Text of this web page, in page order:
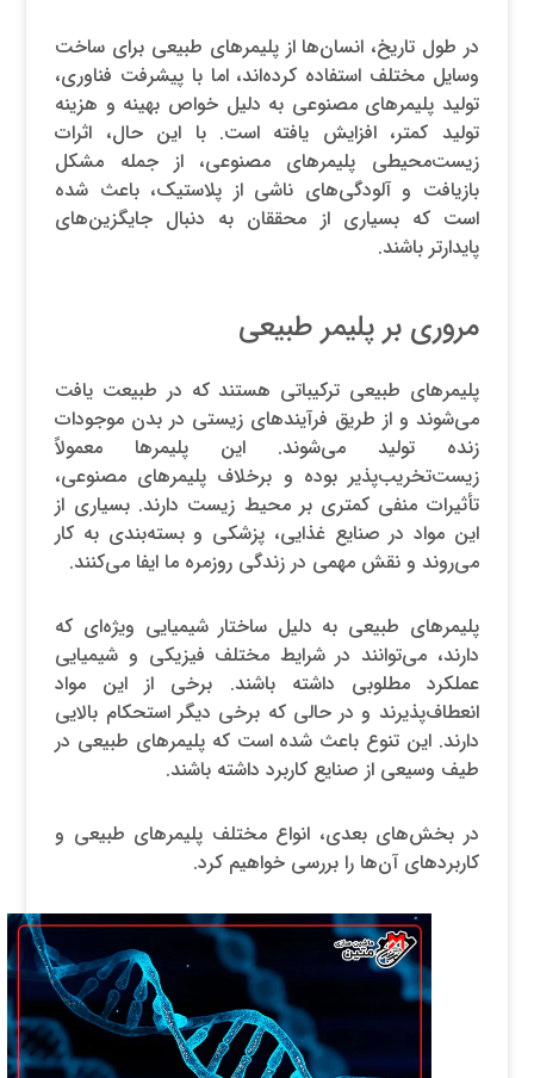
در طول تاریخ، انسان‌ها از پلیمرهای طبیعی برای ساخت
وسایل مختلف استفاده کرده‌اند، اما با پیشرفت فناوری،
تولید پلیمرهای مصنوعی به دلیل خواص بهینه و هزینه
تولید کمتر، افزایش یافته است. با این حال، اثرات
زیست‌محیطی پلیمرهای مصنوعی، از جمله مشکل
بازیافت و آلودگی‌های ناشی از پلاستیک، باعث شده
است که بسیاری از محققان به دنبال جایگزین‌های
پایدارتر باشند.
مروری بر پلیمر طبیعی
پلیمرهای طبیعی ترکیباتی هستند که در طبیعت یافت
می‌شوند و از طریق فرآیندهای زیستی در بدن موجودات
زنده تولید می‌شوند. این پلیمرها معمولاً
زیست‌تخریب‌پذیر بوده و برخلاف پلیمرهای مصنوعی،
تأثیرات منفی کمتری بر محیط زیست دارند. بسیاری از
این مواد در صنایع غذایی، پزشکی و بسته‌بندی به کار
می‌روند و نقش مهمی در زندگی روزمره ما ایفا می‌کنند.
پلیمرهای طبیعی به دلیل ساختار شیمیایی ویژه‌ای که
دارند، می‌توانند در شرایط مختلف فیزیکی و شیمیایی
عملکرد مطلوبی داشته باشند. برخی از این مواد
انعطاف‌پذیرند و در حالی که برخی دیگر استحکام بالایی
دارند. این تنوع باعث شده است که پلیمرهای طبیعی در
طیف وسیعی از صنایع کاربرد داشته باشند.
در بخش‌های بعدی، انواع مختلف پلیمرهای طبیعی و
کاربردهای آن‌ها را بررسی خواهیم کرد.